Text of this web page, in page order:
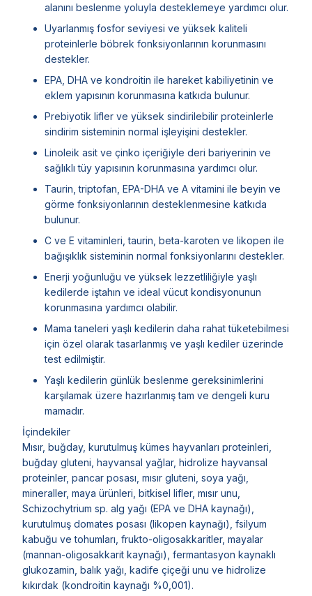
alanını beslenme yoluyla desteklemeye yardımcı olur.
Uyarlanmış fosfor seviyesi ve yüksek kaliteli
proteinlerle böbrek fonksiyonlarının korunmasını
destekler.
EPA, DHA ve kondroitin ile hareket kabiliyetinin ve
eklem yapısının korunmasına katkıda bulunur.
Prebiyotik lifler ve yüksek sindirilebilir proteinlerle
sindirim sisteminin normal işleyişini destekler.
Linoleik asit ve çinko içeriğiyle deri bariyerinin ve
sağlıklı tüy yapısının korunmasına yardımcı olur.
Taurin, triptofan, EPA-DHA ve A vitamini ile beyin ve
görme fonksiyonlarının desteklenmesine katkıda
bulunur.
C ve E vitaminleri, taurin, beta-karoten ve likopen ile
bağışıklık sisteminin normal fonksiyonlarını destekler.
Enerji yoğunluğu ve yüksek lezzetliliğiyle yaşlı
kedilerde iştahın ve ideal vücut kondisyonunun
korunmasına yardımcı olabilir.
Mama taneleri yaşlı kedilerin daha rahat tüketebilmesi
için özel olarak tasarlanmış ve yaşlı kediler üzerinde
test edilmiştir.
Yaşlı kedilerin günlük beslenme gereksinimlerini
karşılamak üzere hazırlanmış tam ve dengeli kuru
mamadır.
İçindekiler
Mısır, buğday, kurutulmuş kümes hayvanları proteinleri,
buğday gluteni, hayvansal yağlar, hidrolize hayvansal
proteinler, pancar posası, mısır gluteni, soya yağı,
mineraller, maya ürünleri, bitkisel lifler, mısır unu,
Schizochytrium sp. alg yağı (EPA ve DHA kaynağı),
kurutulmuş domates posası (likopen kaynağı), fsilyum
kabuğu ve tohumları, frukto-oligosakkaritler, mayalar
(mannan-oligosakkarit kaynağı), fermantasyon kaynaklı
glukozamin, balık yağı, kadife çiçeği unu ve hidrolize
kıkırdak (kondroitin kaynağı %0,001).